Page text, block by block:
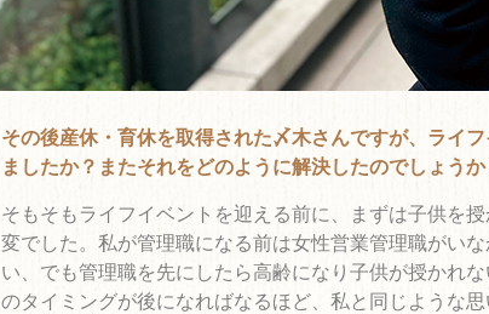
その後産休・育休を取得された〆木さんですが、ライ
ましたか？またそれをどのように解決したのでしょうか
そもそもライフイベントを迎える前に、まずは子供を
変でした。私が管理職になる前は女性営業管理職がい
い、でも管理職を先にしたら高齢になり子供が授かれ
のタイミングが後になればなるほど、私と同じような